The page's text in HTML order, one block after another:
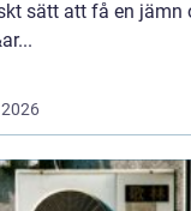
sätt att få en jämn